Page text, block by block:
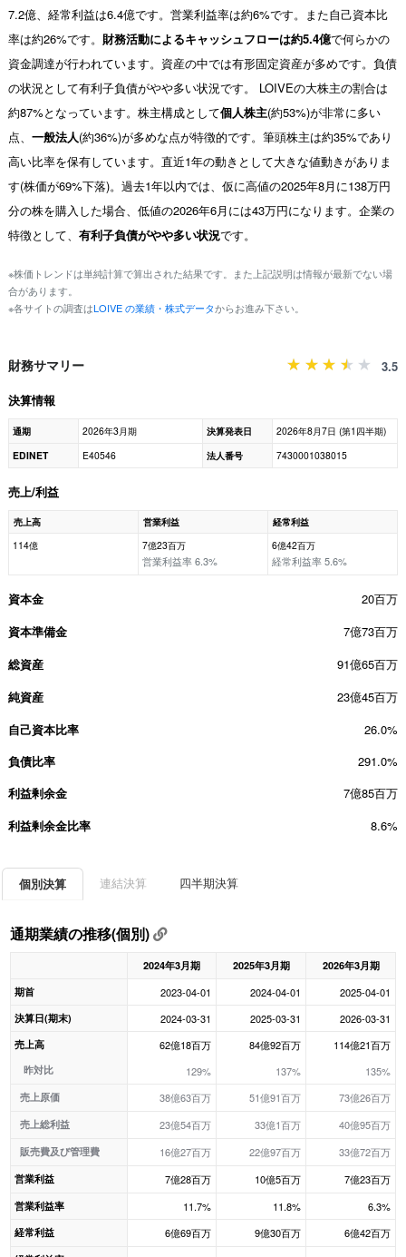
7.2億、経常利益は6.4億です。営業利益率は約6%です。また自己資本比
率は約26%です。 財務活動によるキャッシュフローは約5.4億で何らかの
資金調達が行われています。資産の中では有形固定資産が多めです。負債
の状況として有利子負債がやや多い状況です。 LOIVEの大株主の割合は
約87%となっています。株主構成として個人株主(約53%)が非常に多い
点、 一般法人(約36%)が多めな点が特徴的です。筆頭株主は約35%であり
高い比率を保有しています。直近1年の動きとして大きな値動きがありま
す(株価が69%下落)。過去1年以内では、仮に高値の2025年8月に138万円
分の株を購入した場合、低値の2026年6月には43万円になります。企業の
特徴として、 有利子負債がやや多い状況です。
※株価トレンドは単純計算で算出された結果です。また上記説明は情報が最新でない場
合があります。
※各サイトの調査はLOIVE の業績・株式データからお進み下さい。
財務サマリー
3.5
決算情報
通期 2026年3月期 決算発表日
2026年8月7日 (第1四半期)
EDINET
E40546 法人番号 7430001038015
売上/利益
売上高 営業利益
経常利益
114億
7億23百万
営業利益率 6.3%
6億42百万
経常利益率 5.6%
資本金
20百万
資本準備金
7億73百万
総資産
91億65百万
純資産
23億45百万
自己資本比率
26.0%
負債比率
291.0%
利益剰余金
7億85百万
利益剰余金比率
8.6%
個別決算 連結決算 四半期決算
通期業績の推移(個別)
2024年3月期 2025年3月期
2026年3月期
期首
2023-04-01 2024-04-01 2025-04-01
決算日(期末) 2024-03-31 2025-03-31 2026-03-31
売上高
昨対比
62億18百万
129%
84億92百万
137%
114億21百万
135%
売上原価 38億63百万 51億91百万 73億26百万
売上総利益 23億54百万 33億1百万 40億95百万
販売費及び管理費 16億27百万 22億97百万 33億72百万
営業利益 7億28百万 10億5百万 7億23百万
営業利益率 11.7% 11.8% 6.3%
経常利益 6億69百万 9億30百万 6億42百万